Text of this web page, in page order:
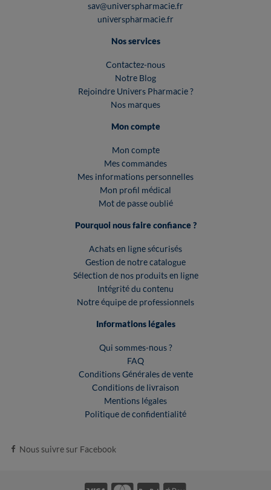
sav@universpharmacie.fr
universpharmacie.fr
Nos services
Contactez-nous
Notre Blog
Rejoindre Univers Pharmacie ?
Nos marques
Mon compte
Mon compte
Mes commandes
Mes informations personnelles
Mon profil médical
Mot de passe oublié
Pourquoi nous faire confiance ?
Achats en ligne sécurisés
Gestion de notre catalogue
Sélection de nos produits en ligne
Intégrité du contenu
Notre équipe de professionnels
Informations légales
Qui sommes-nous ?
FAQ
Conditions Générales de vente
Conditions de livraison
Mentions légales
Politique de confidentialité
Nous suivre sur Facebook